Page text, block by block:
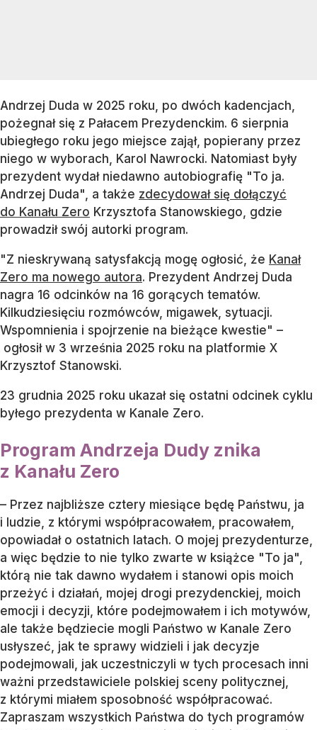
Andrzej Duda w 2025 roku, po dwóch kadencjach,
pożegnał się z Pałacem Prezydenckim. 6 sierpnia
ubiegłego roku jego miejsce zajął, popierany przez
niego w wyborach, Karol Nawrocki. Natomiast były
prezydent wydał niedawno autobiografię "To ja.
Andrzej Duda", a także zdecydował się dołączyć
do Kanału Zero Krzysztofa Stanowskiego, gdzie
prowadził swój autorki program.
"Z nieskrywaną satysfakcją mogę ogłosić, że Kanał
Zero ma nowego autora. Prezydent Andrzej Duda
nagra 16 odcinków na 16 gorących tematów.
Kilkudziesięciu rozmówców, migawek, sytuacji.
Wspomnienia i spojrzenie na bieżące kwestie" –
ogłosił w 3 września 2025 roku na platformie X
Krzysztof Stanowski.
23 grudnia 2025 roku ukazał się ostatni odcinek cyklu
byłego prezydenta w Kanale Zero.
Program Andrzeja Dudy znika
z Kanału Zero
– Przez najbliższe cztery miesiące będę Państwu, ja
i ludzie, z którymi współpracowałem, pracowałem,
opowiadał o ostatnich latach. O mojej prezydenturze,
a więc będzie to nie tylko zwarte w książce "To ja",
którą nie tak dawno wydałem i stanowi opis moich
przeżyć i działań, mojej drogi prezydenckiej, moich
emocji i decyzji, które podejmowałem i ich motywów,
ale także będziecie mogli Państwo w Kanale Zero
usłyszeć, jak te sprawy widzieli i jak decyzje
podejmowali, jak uczestniczyli w tych procesach inni
ważni przedstawiciele polskiej sceny politycznej,
z którymi miałem sposobność współpracować.
Zapraszam wszystkich Państwa do tych programów